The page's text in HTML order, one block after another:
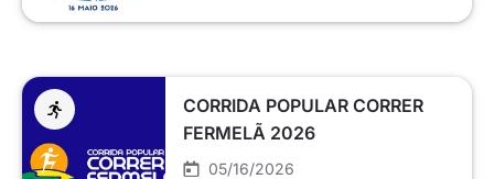
CORRIDA POPULAR CORRER
FERMELÃ 2026
05/16/2026